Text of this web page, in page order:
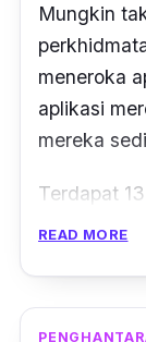
Mungkin
meneroka
aplikasi
mereka
Terdapat
READ MORE